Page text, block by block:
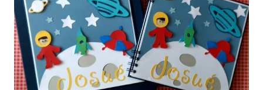
no Elo7 desde 2011, já c...